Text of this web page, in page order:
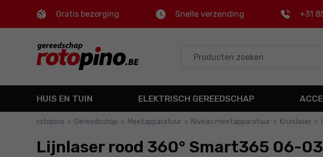
Control M
Hoofdmenu
Bestel
Gratis bezorging Snelle verzending +31
HUIS EN TUIN ELEKTRISCH GEREEDSCHAP
rotopino > Gereedschap > Meetapparatuur > Niveau meetapparatuur > Kruislaser >
Lijnlaser rood 360° Smart365 06-